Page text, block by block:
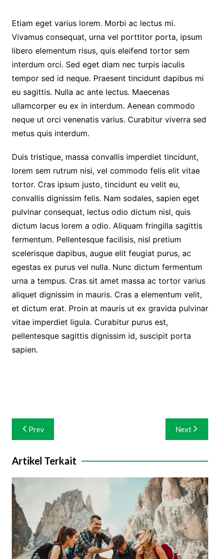
Etiam eget varius lorem. Morbi ac lectus mi.
Vivamus consequat, urna vel porttitor porta, ipsum
libero elementum risus, quis eleifend tortor sem
interdum orci. Sed eget diam nec turpis iaculis
tempor sed id neque. Praesent tincidunt dapibus mi
eu sagittis. Nulla ac ante lectus. Maecenas
ullamcorper eu ex in interdum. Aenean commodo
neque ut orci venenatis varius. Curabitur viverra sed
metus quis interdum.
Duis tristique, massa convallis imperdiet tincidunt,
lorem sem rutrum nisi, vel commodo felis elit vitae
tortor. Cras ipsum justo, tincidunt eu velit eu,
convallis dignissim felis. Nam sodales, sapien eget
pulvinar consequat, lectus odio dictum nisl, quis
dictum lacus lorem a odio. Aliquam fringilla sagittis
fermentum. Pellentesque facilisis, nisl pretium
scelerisque dapibus, augue elit feugiat purus, ac
egestas ex purus vel nulla. Nunc dictum fermentum
urna a tempus. Cras sit amet massa ac tortor varius
aliquet dignissim in mauris. Cras a elementum velit,
et dictum erat. Proin at mauris ut ex gravida pulvinar
vitae imperdiet ligula. Curabitur purus est,
pellentesque sagittis dignissim id, suscipit porta
sapien.
Navigasi
pos
Prev Next
Artikel Terkait